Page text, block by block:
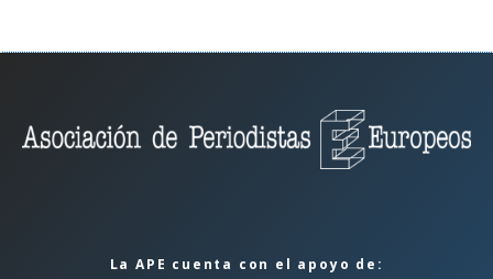
La APE cuenta con el apoyo de: